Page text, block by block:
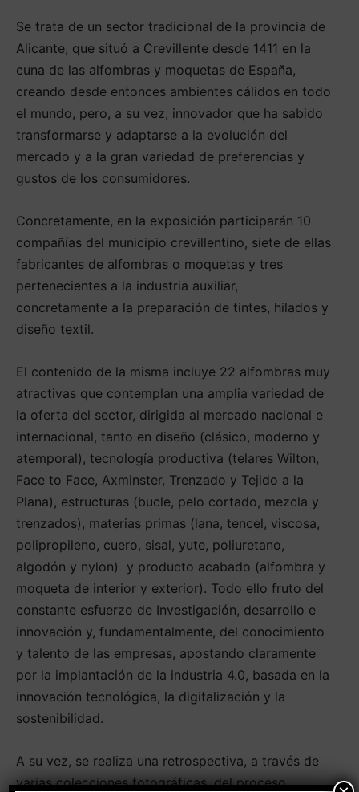
Se trata de un sector tradicional de la provincia de
Alicante, que situó a Crevillente desde 1411 en la
cuna de las alfombras y moquetas de España,
creando desde entonces ambientes cálidos en todo
el mundo, pero, a su vez, innovador que ha sabido
transformarse y adaptarse a la evolución del
mercado y a la gran variedad de preferencias y
gustos de los consumidores.
Concretamente, en la exposición participarán 10
compañías del municipio crevillentino, siete de ellas
fabricantes de alfombras o moquetas y tres
pertenecientes a la industria auxiliar,
concretamente a la preparación de tintes, hilados y
diseño textil.
El contenido de la misma incluye 22 alfombras muy
atractivas que contemplan una amplia variedad de
la oferta del sector, dirigida al mercado nacional e
internacional, tanto en diseño (clásico, moderno y
atemporal), tecnología productiva (telares Wilton,
Face to Face, Axminster, Trenzado y Tejido a la
Plana), estructuras (bucle, pelo cortado, mezcla y
trenzados), materias primas (lana, tencel, viscosa,
polipropileno, cuero, sisal, yute, poliuretano,
algodón y nylon) y producto acabado (alfombra y
moqueta de interior y exterior). Todo ello fruto del
constante esfuerzo de Investigación, desarrollo e
innovación y, fundamentalmente, del conocimiento
y talento de las empresas, apostando claramente
por la implantación de la industria 4.0, basada en la
innovación tecnológica, la digitalización y la
sostenibilidad.
A su vez, se realiza una retrospectiva, a través de
varias colecciones fotográficas, del proceso